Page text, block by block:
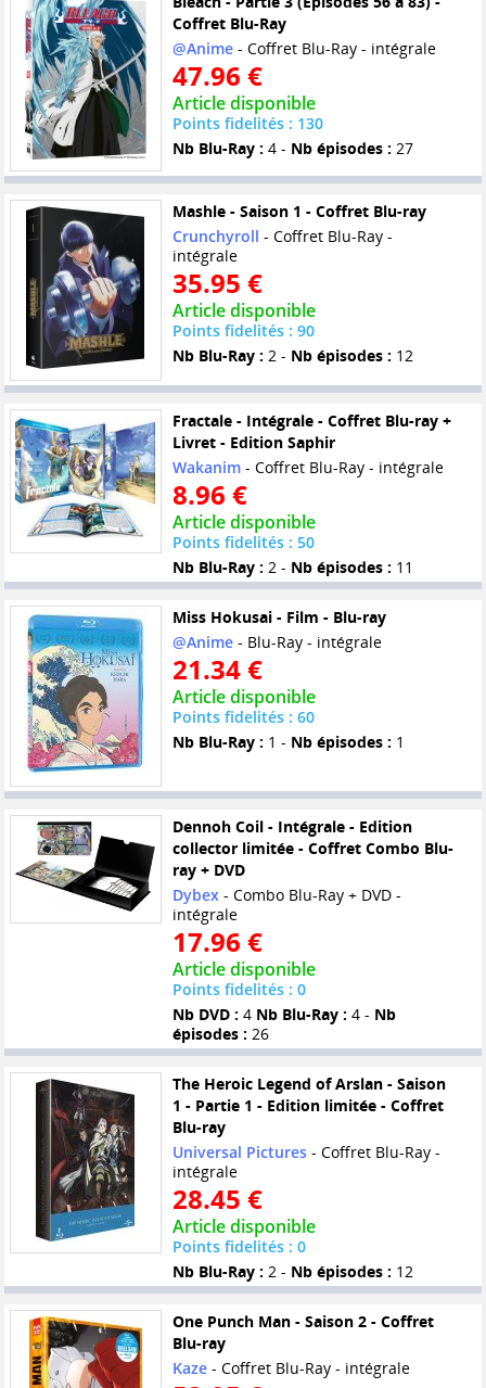
Coffret Blu-Ray
@Anime- Coffret Blu-Ray - intégrale
47.96 €
Article disponible
Points fidelités : 130
Nb Blu-Ray : 4 - Nb épisodes : 27
Mashle - Saison 1 - Coffret Blu-ray
Crunchyroll - Coffret Blu-Ray -
intégrale
35.95 €
Article disponible
Points fidelités : 90
Nb Blu-Ray : 2 - Nb épisodes : 12
Fractale - Intégrale - Coffret Blu-ray +
Livret - Edition Saphir
Wakanim- Coffret Blu-Ray - intégrale
8.96 €
Article disponible
Points fidelités : 50
Nb Blu-Ray : 2 - Nb épisodes : 11
Miss Hokusai - Film - Blu-ray
@Anime- Blu-Ray - intégrale
21.34 €
Article disponible
Points fidelités : 60
Nb Blu-Ray : 1 - Nb épisodes : 1
Dennoh Coil - Intégrale - Edition
collector limitée - Coffret Combo Blu-
ray + DVD
Dybex- Combo Blu-Ray + DVD -
intégrale
17.96 €
Article disponible
Points fidelités : 0
Nb DVD : 4 Nb Blu-Ray : 4 - Nb
épisodes : 26
The Heroic Legend of Arslan - Saison
1 - Partie 1 - Edition limitée - Coffret
Blu-ray
Universal Pictures- Coffret Blu-Ray -
intégrale
28.45 €
Article disponible
Points fidelités : 0
Nb Blu-Ray : 2 - Nb épisodes : 12
One Punch Man - Saison 2 - Coffret
Blu-ray
Kaze- Coffret Blu-Ray - intégrale